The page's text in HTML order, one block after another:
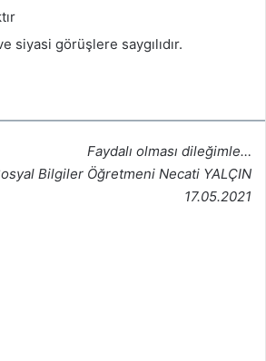
siyasi görüşlere saygılıdır.
Faydalı olması dileğimle…
Bilgiler Öğretmeni Necati YALÇIN
17.05.2021